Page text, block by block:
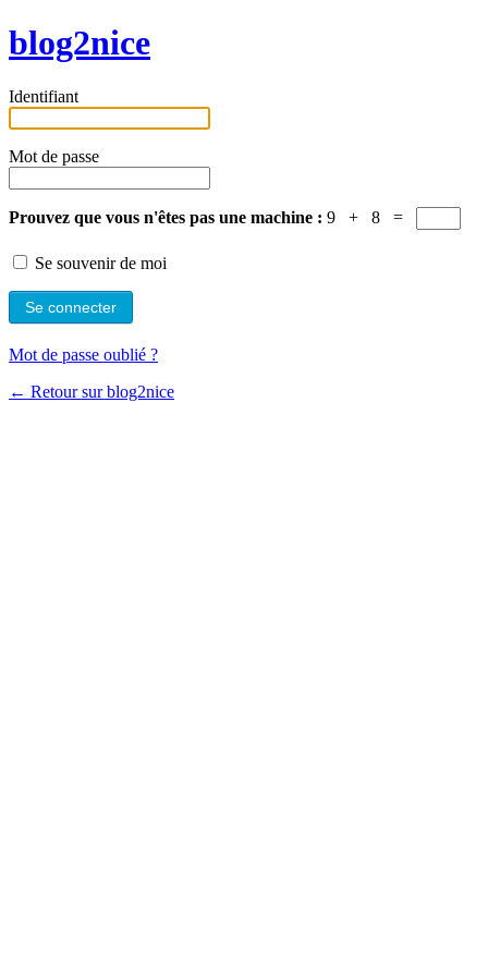
blog2nice
Identifiant
Mot de passe
Prouvez que vous n'êtes pas une machine : 9 + 8 =
Se souvenir de moi
Mot de passe oublié ?
← Retour sur blog2nice